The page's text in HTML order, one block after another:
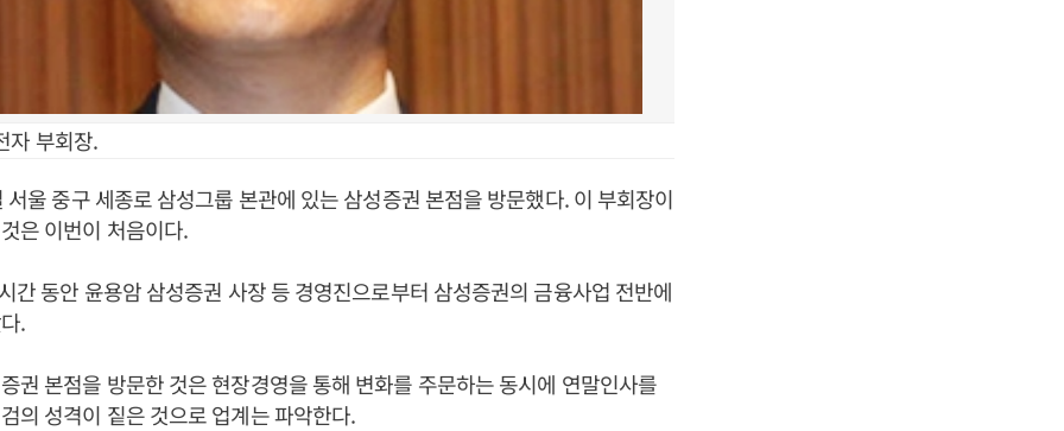
부회장.
울 중구 세종로 삼성그룹 본관에 있는 삼성증권 본점을 방문했다. 이 부회장이
은 이번이 처음이다.
간 동안 윤용암 삼성증권 사장 등 경영진으로부터 삼성증권의 금융사업 전반에
.
권 본점을 방문한 것은 현장경영을 통해 변화를 주문하는 동시에 연말인사를
의 성격이 짙은 것으로 업계는 파악한다.